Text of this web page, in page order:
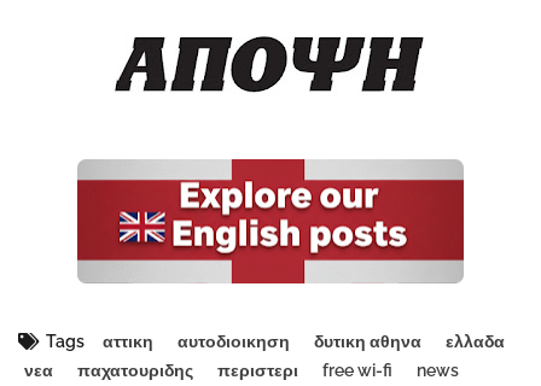
Tags αττικη αυτοδιοικηση δυτικη αθηνα
ελλαδα
νεα
παχατουριδης περιστερι free wi-fi news